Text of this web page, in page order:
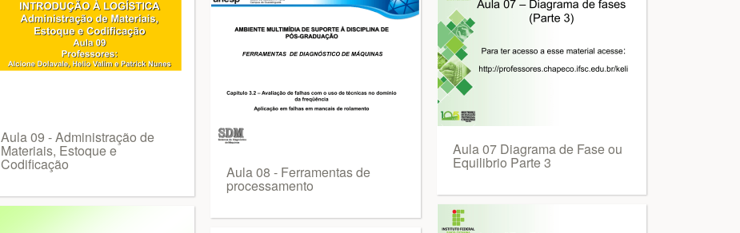
Aula 09 - Administração de
Materiais, Estoque e
Codificação Aula 08 - Ferramentas de
processamento
Aula 07 Diagrama de Fase ou
Equilibrio Parte 3